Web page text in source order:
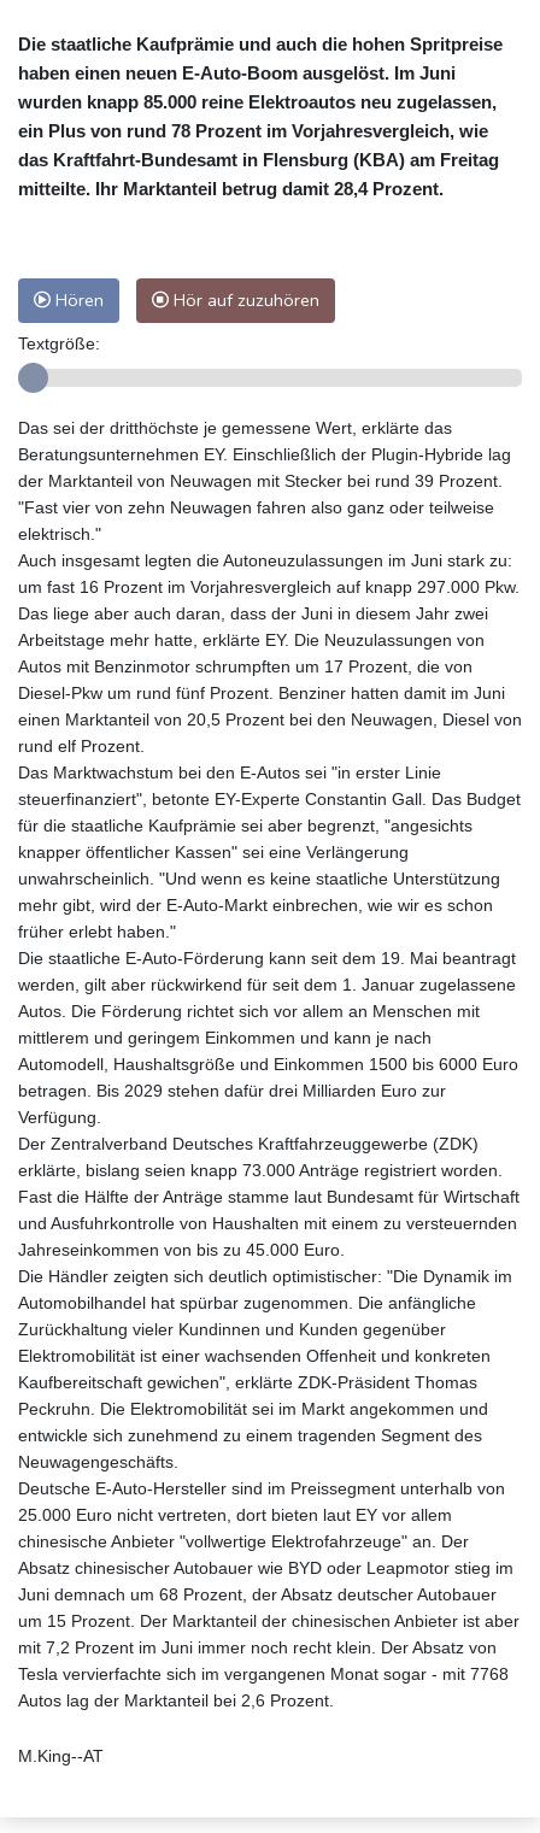
Die staatliche Kaufprämie und auch die hohen Spritpreise
haben einen neuen E-Auto-Boom ausgelöst. Im Juni
wurden knapp 85.000 reine Elektroautos neu zugelassen,
ein Plus von rund 78 Prozent im Vorjahresvergleich, wie
das Kraftfahrt-Bundesamt in Flensburg (KBA) am Freitag
mitteilte. Ihr Marktanteil betrug damit 28,4 Prozent.
Hören Hör auf zuzuhören
Textgröße:
Das sei der dritthöchste je gemessene Wert, erklärte das
Beratungsunternehmen EY. Einschließlich der Plugin-Hybride lag
der Marktanteil von Neuwagen mit Stecker bei rund 39 Prozent.
"Fast vier von zehn Neuwagen fahren also ganz oder teilweise
elektrisch."
Auch insgesamt legten die Autoneuzulassungen im Juni stark zu:
um fast 16 Prozent im Vorjahresvergleich auf knapp 297.000 Pkw.
Das liege aber auch daran, dass der Juni in diesem Jahr zwei
Arbeitstage mehr hatte, erklärte EY. Die Neuzulassungen von
Autos mit Benzinmotor schrumpften um 17 Prozent, die von
Diesel-Pkw um rund fünf Prozent. Benziner hatten damit im Juni
einen Marktanteil von 20,5 Prozent bei den Neuwagen, Diesel von
rund elf Prozent.
Das Marktwachstum bei den E-Autos sei "in erster Linie
steuerfinanziert", betonte EY-Experte Constantin Gall. Das Budget
für die staatliche Kaufprämie sei aber begrenzt, "angesichts
knapper öffentlicher Kassen" sei eine Verlängerung
unwahrscheinlich. "Und wenn es keine staatliche Unterstützung
mehr gibt, wird der E-Auto-Markt einbrechen, wie wir es schon
früher erlebt haben."
Die staatliche E-Auto-Förderung kann seit dem 19. Mai beantragt
werden, gilt aber rückwirkend für seit dem 1. Januar zugelassene
Autos. Die Förderung richtet sich vor allem an Menschen mit
mittlerem und geringem Einkommen und kann je nach
Automodell, Haushaltsgröße und Einkommen 1500 bis 6000 Euro
betragen. Bis 2029 stehen dafür drei Milliarden Euro zur
Verfügung.
Der Zentralverband Deutsches Kraftfahrzeuggewerbe (ZDK)
erklärte, bislang seien knapp 73.000 Anträge registriert worden.
Fast die Hälfte der Anträge stamme laut Bundesamt für Wirtschaft
und Ausfuhrkontrolle von Haushalten mit einem zu versteuernden
Jahreseinkommen von bis zu 45.000 Euro.
Die Händler zeigten sich deutlich optimistischer: "Die Dynamik im
Automobilhandel hat spürbar zugenommen. Die anfängliche
Zurückhaltung vieler Kundinnen und Kunden gegenüber
Elektromobilität ist einer wachsenden Offenheit und konkreten
Kaufbereitschaft gewichen", erklärte ZDK-Präsident Thomas
Peckruhn. Die Elektromobilität sei im Markt angekommen und
entwickle sich zunehmend zu einem tragenden Segment des
Neuwagengeschäfts.
Deutsche E-Auto-Hersteller sind im Preissegment unterhalb von
25.000 Euro nicht vertreten, dort bieten laut EY vor allem
chinesische Anbieter "vollwertige Elektrofahrzeuge" an. Der
Absatz chinesischer Autobauer wie BYD oder Leapmotor stieg im
Juni demnach um 68 Prozent, der Absatz deutscher Autobauer
um 15 Prozent. Der Marktanteil der chinesischen Anbieter ist aber
mit 7,2 Prozent im Juni immer noch recht klein. Der Absatz von
Tesla vervierfachte sich im vergangenen Monat sogar - mit 7768
Autos lag der Marktanteil bei 2,6 Prozent.
M.King--AT